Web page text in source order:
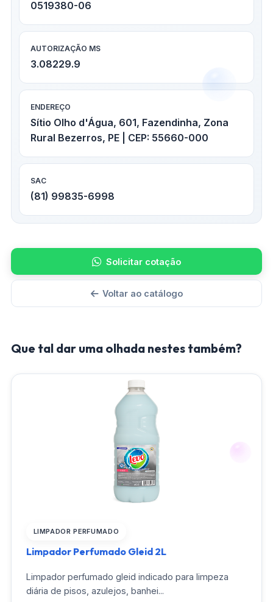
0519380-06
AUTORIZAÇÃO MS
3.08229.9
ENDEREÇO
Sítio Olho d'Água, 601, Fazendinha, Zona
Rural Bezerros, PE | CEP: 55660-000
SAC
(81) 99835-6998
Solicitar cotação
Voltar ao catálogo
Que tal dar uma olhada nestes também?
LIMPADOR PERFUMADO
Limpador Perfumado Gleid 2L
Limpador perfumado gleid indicado para limpeza
diária de pisos, azulejos, banhei...